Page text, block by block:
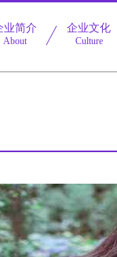
业简介
About
企业文化
Culture